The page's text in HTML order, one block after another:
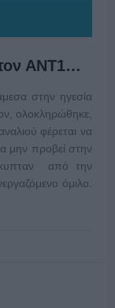
ΑΝΤ1…
στην ηγεσία
ολοκληρώθηκε,
φέρεται να
μην προβεί στην
από την
όμιλο.